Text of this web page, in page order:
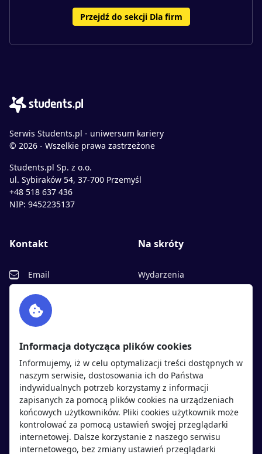
Przejdź do sekcji Dla firm
Serwis Students.pl - uniwersum kariery
© 2026 - Wszelkie prawa zastrzeżone
Students.pl Sp. z o.o.
ul. Sybiraków 54, 37-700 Przemyśl
+48 518 637 436
NIP: 9452235137
Kontakt
Email
Facebook
Twitter
Na skróty
Wydarzenia
Polityka cookies
Polityka prywatności
Kandydaci
Regulamin kandydata
Oferty pracy
Pracodawcy
Regulamin pracodawcy
Dodaj ogłoszenie
Informacja dotycząca plików cookies
Informujemy, iż w celu optymalizacji treści dostępnych w
naszym serwisie, dostosowania ich do Państwa
indywidualnych potrzeb korzystamy z informacji
zapisanych za pomocą plików cookies na urządzeniach
końcowych użytkowników. Pliki cookies użytkownik może
kontrolować za pomocą ustawień swojej przeglądarki
internetowej. Dalsze korzystanie z naszego serwisu
internetowego, bez zmiany ustawień przeglądarki